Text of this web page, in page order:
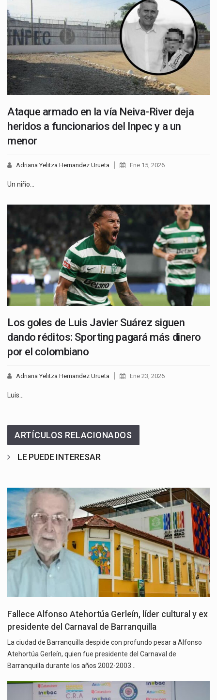
Ataque armado en la vía Neiva-River deja
heridos a funcionarios del Inpec y a un
menor
Adriana Yelitza Hernandez Urueta Ene 15, 2026
Un niño…
Los goles de Luis Javier Suárez siguen
dando réditos: Sporting pagará más dinero
por el colombiano
Adriana Yelitza Hernandez Urueta Ene 23, 2026
Luis…
ARTÍCULOS RELACIONADOS
LE PUEDE INTERESAR
Fallece Alfonso Atehortúa Gerleín, líder cultural y ex
presidente del Carnaval de Barranquilla
La ciudad de Barranquilla despide con profundo pesar a Alfonso
Atehortúa Gerleín, quien fue presidente del Carnaval de
Barranquilla durante los años 2002-2003…